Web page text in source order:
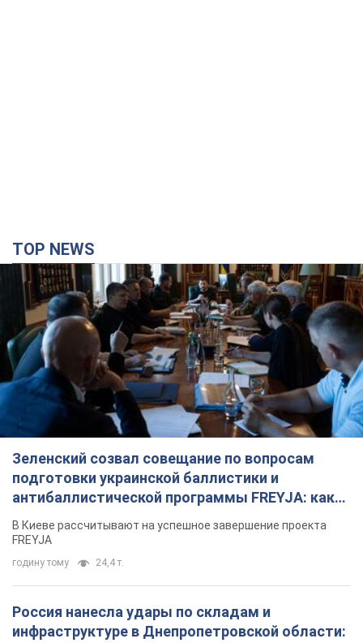
TOP NEWS
Зеленский созвал совещание по вопросам
подготовки украинской баллистики и
антибаллистической программы FREYJA: какие
решения готовятся
В Киеве рассчитывают на успешное завершение проекта
FREYJA
годину тому 24,4 т.
Россия нанесла удары по складам и
инфраструктуре в Днепропетровской области: